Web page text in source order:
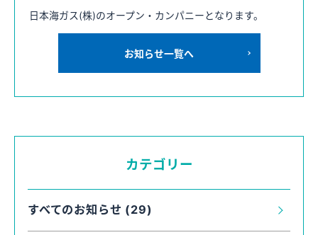
日本海ガス(株)のオープン・カンパニーとなります。
お知らせ一覧へ
カテゴリー
すべてのお知らせ (29)